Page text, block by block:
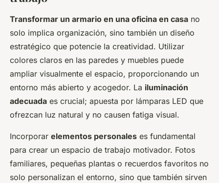
Transformar un armario en una oficina en casa no
solo implica organización, sino también un diseño
estratégico que potencie la creatividad. Utilizar
colores claros en las paredes y muebles puede
ampliar visualmente el espacio, proporcionando un
entorno más abierto y acogedor. La iluminación
adecuada es crucial; apuesta por lámparas LED que
ofrezcan luz natural y no causen fatiga visual.
Incorporar elementos personales es fundamental
para crear un espacio de trabajo motivador. Fotos
familiares, pequeñas plantas o recuerdos favoritos no
solo personalizan el entorno, sino que también sirven